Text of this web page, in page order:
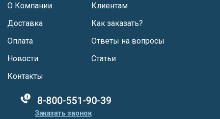
О Компании
Доставка
Оплата
Новости
Клиентам
Как заказать?
Ответы на вопросы
Статьи
Контакты
88005555550
Заказать звонок